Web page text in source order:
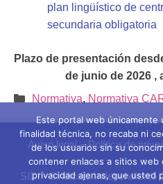
plan lingüístico de
secundaria obligatoria
Plazo de presentación
de junio de 2026 ,
Categorías
Normativa, Normativa
Aviso legal–Política de
SIDI - Sindicato Independiente
Este portal web únicamente
finalidad técnica, no recaba ni
de los usuarios sin su
contener enlaces a sitios
privacidad ajenas, que usted